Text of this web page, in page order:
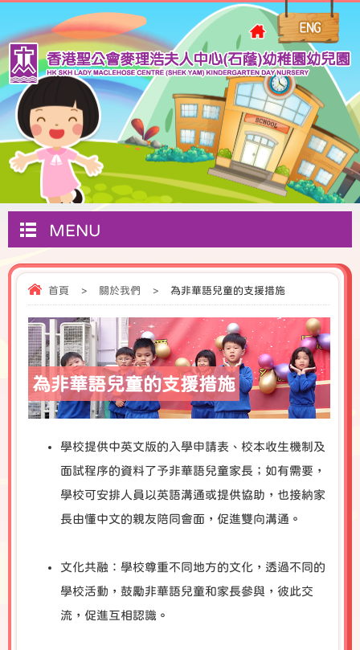
MENU
首頁 > 關於我們 > 為非華語兒童的支援措施
為非華語兒童的支援措施
學校提供中英文版的入學申請表、校本收生機制及
面試程序的資料了予非華語兒童家長；如有需要，
學校可安排人員以英語溝通或提供協助，也接納家
長由懂中文的親友陪同會面，促進雙向溝通。
文化共融：學校尊重不同地方的文化，透過不同的
學校活動，鼓勵非華語兒童和家長參與，彼此交
流，促進互相認識。